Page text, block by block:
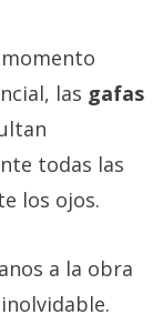
las gafas
todas las
los ojos.
a la obra